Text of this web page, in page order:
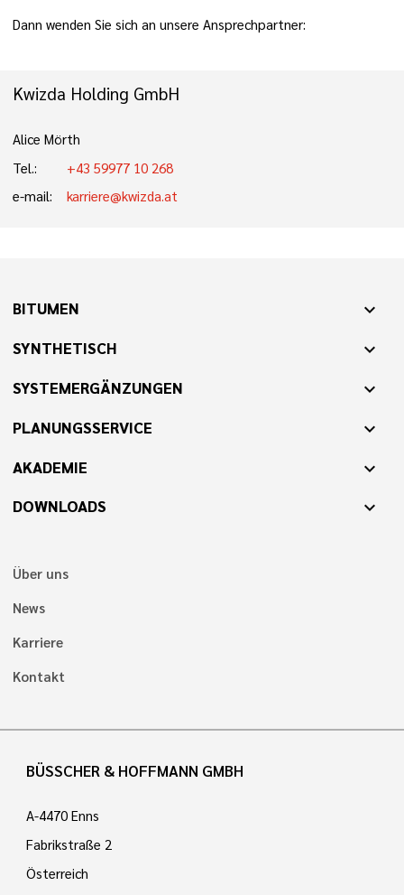
Dann wenden Sie sich an unsere Ansprechpartner:
Kwizda Holding GmbH
Alice Mörth
Tel.:
+43 59977 10 268
e-mail:
karriere@kwizda.at
BITUMEN expand_more
SYNTHETISCH expand_more
SYSTEMERGÄNZUNGEN expand_more
PLANUNGSSERVICE expand_more
AKADEMIE expand_more
DOWNLOADS expand_more
Über uns
News
Karriere
Kontakt
BÜSSCHER & HOFFMANN GMBH
A-4470 Enns
Fabrikstraße 2
Österreich